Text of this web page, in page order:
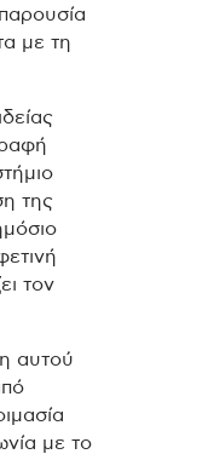
με τη
της
τον
αυτού
με το